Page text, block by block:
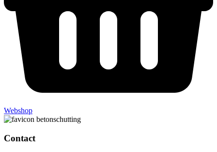
Webshop
Contact